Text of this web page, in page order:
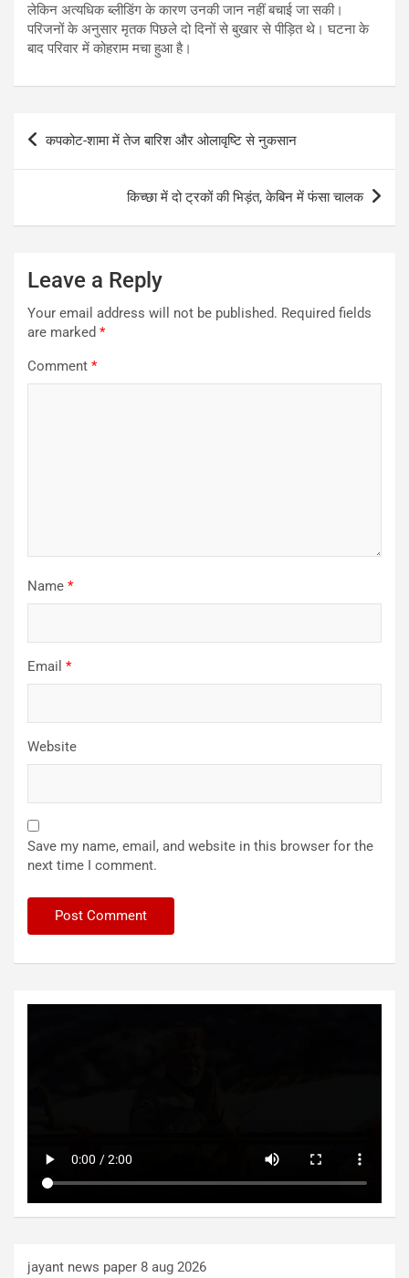
लेकिन अत्यधिक ब्लीडिंग के कारण उनकी जान नहीं बचाई जा सकी।
परिजनों के अनुसार मृतक पिछले दो दिनों से बुखार से पीड़ित थे। घटना के
बाद परिवार में कोहराम मचा हुआ है।
Post
कपकोट-शामा में तेज बारिश और ओलावृष्टि से नुकसान
किच्छा में दो ट्रकों की भिड़ंत, केबिन में फंसा चालक
Leave a Reply
Your email address will not be published. Required fields
are marked *
Comment *
Name *
Email *
Website
Save my name, email, and website in this browser for the
next time I comment.
jayant news paper 8 aug 2026